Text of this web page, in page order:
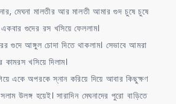
মেঘনা মালতীর আর মালতী আমার গুদ চুষে চুষে
গুদের রস খসিয়ে ফেললাম।
গুদে আঙ্গুল চোদা দিতে থাকলাম। সেভাবে আমরা
খসিয়ে দিলাম।
একে অপরকে স্নান করিয়ে দিয়ে আবার কিছুক্ষণ
উলঙ্গ হয়েই। সারাদিন মেঘনাদের পুরো বাড়িতে